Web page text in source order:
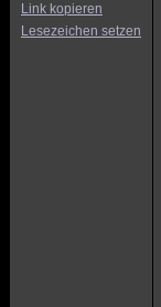
Link kopieren
Lesezeichen setzen